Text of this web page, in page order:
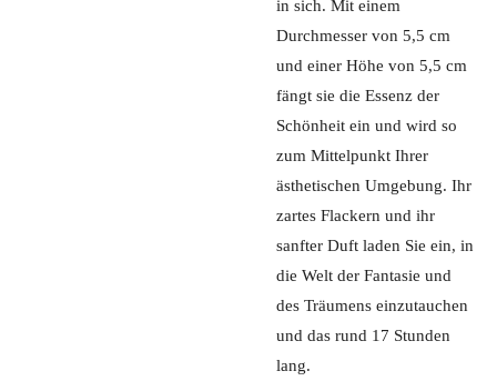
in sich. Mit einem
Durchmesser von 5,5 cm
und einer Höhe von 5,5 cm
fängt sie die Essenz der
Schönheit ein und wird so
zum Mittelpunkt Ihrer
ästhetischen Umgebung. Ihr
zartes Flackern und ihr
sanfter Duft laden Sie ein, in
die Welt der Fantasie und
des Träumens einzutauchen
und das rund 17 Stunden
lang.